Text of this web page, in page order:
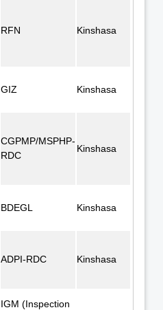
RFN Kinshasa
GIZ Kinshasa
CGPMP/MSPHP-
RDC
Kinshasa
BDEGL Kinshasa
ADPI-RDC Kinshasa
IGM (Inspection